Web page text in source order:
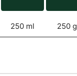
250 ml 250 g